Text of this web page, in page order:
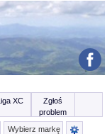
XC
Zgłoś
problem
Wybierz markę